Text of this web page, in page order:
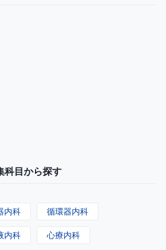
科目から探す
内科 循環器内科
内科 心療内科